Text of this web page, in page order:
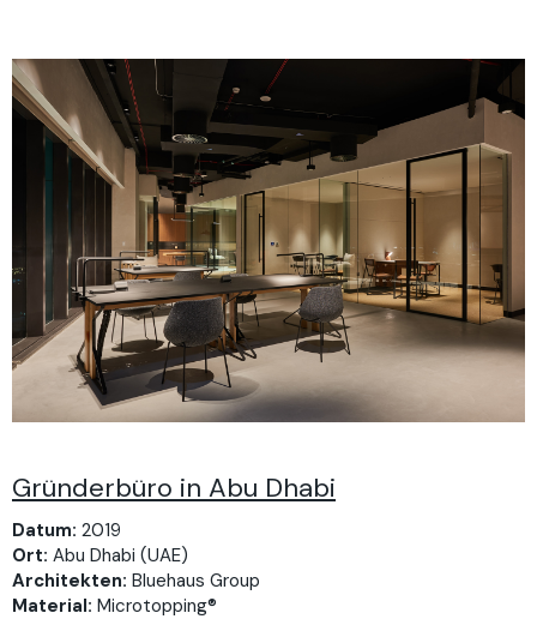
Gründerbüro in Abu Dhabi
Datum: 2019
Ort: Abu Dhabi (UAE)
Architekten: Bluehaus Group
Material: Microtopping®